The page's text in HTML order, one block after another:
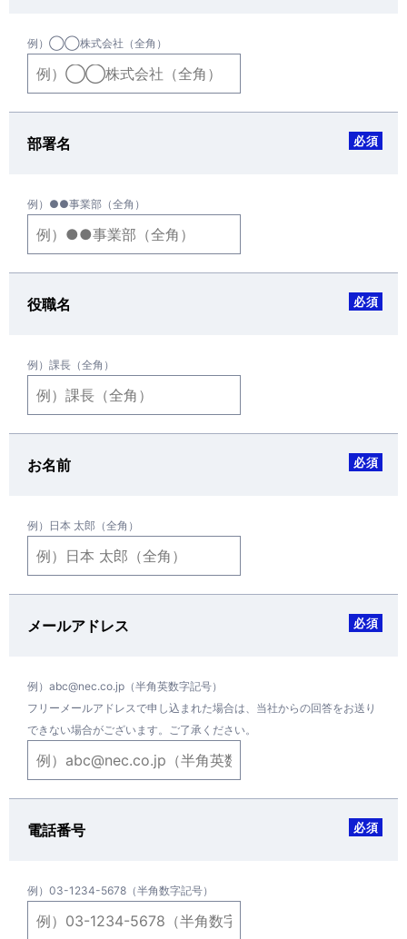
例）◯◯株式会社（全角）
部署名 必須
例）●●事業部（全角）
役職名 必須
例）課長（全角）
お名前 必須
例）日本 太郎（全角）
メールアドレス 必須
例）abc@nec.co.jp（半角英数字記号）
フリーメールアドレスで申し込まれた場合は、当社からの回答をお送り
できない場合がございます。ご了承ください。
電話番号 必須
例）03-1234-5678（半角数字記号）